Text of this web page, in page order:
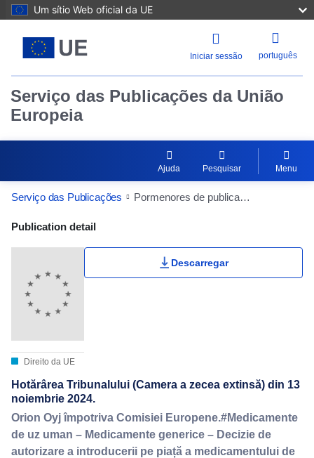
Um sítio Web oficial da UE
Iniciar sessão português
Serviço das Publicações da União
Europeia
Ajuda Pesquisar Menu
Serviço das Publicações Pormenores de publicação
Publication Detail Actions Portlet
Publication detail
Direito da UE
Descarregar
Hotărârea Tribunalului (Camera a zecea extinsă) din 13
noiembrie 2024.
Orion Oyj împotriva Comisiei Europene.#Medicamente
de uz uman – Medicamente generice – Decizie de
autorizare a introducerii pe piață a medicamentului de